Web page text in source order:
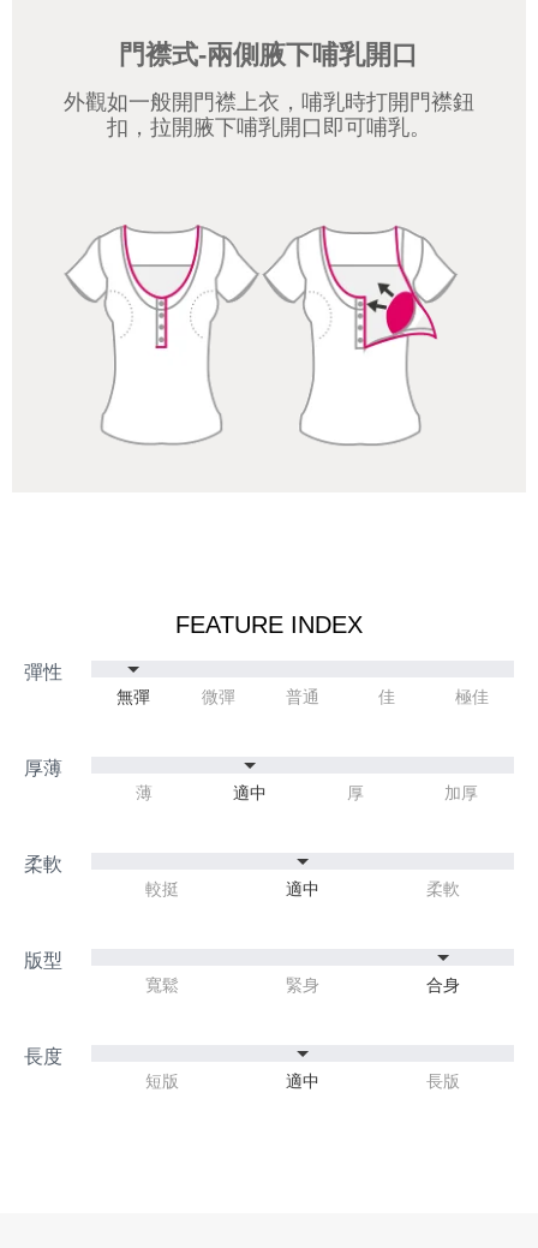
門襟式-兩側腋下哺乳開口
外觀如一般開門襟上衣，哺乳時打開門襟鈕
扣，拉開腋下哺乳開口即可哺乳。
FEATURE INDEX
無彈 微彈 普通 佳 極佳
薄 適中 厚 加厚
較挺 適中 柔軟
寬鬆 緊身 合身
短版 適中 長版